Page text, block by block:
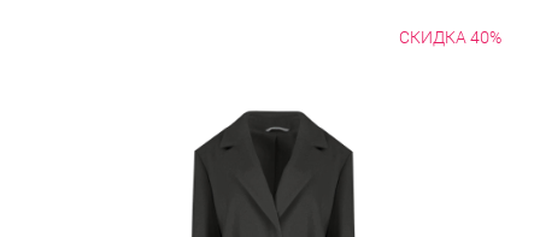
СКИДКА 40%